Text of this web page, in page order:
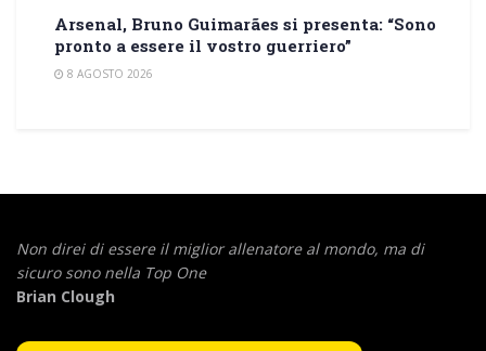
Arsenal, Bruno Guimarães si presenta: “Sono
pronto a essere il vostro guerriero”
8 AGOSTO 2026
Non direi di essere il miglior allenatore al mondo, ma di
sicuro sono nella Top One
Brian Clough